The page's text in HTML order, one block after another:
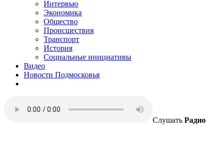
Интервью
Экономика
Общество
Происшествия
Транспорт
История
Социальные инициативы
Видео
Новости Подмосковья
Слушать Радио